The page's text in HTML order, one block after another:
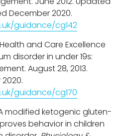
December 2020.
guidance/cg142
and Care Excellence
disorder in under 19s:
August 28, 2013.
guidance/cg170
modified ketogenic gluten-
behavior in children